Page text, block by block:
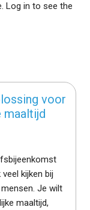
Log in to see the
voor
maaltijd
kijken bij
Je wilt
maaltijd,